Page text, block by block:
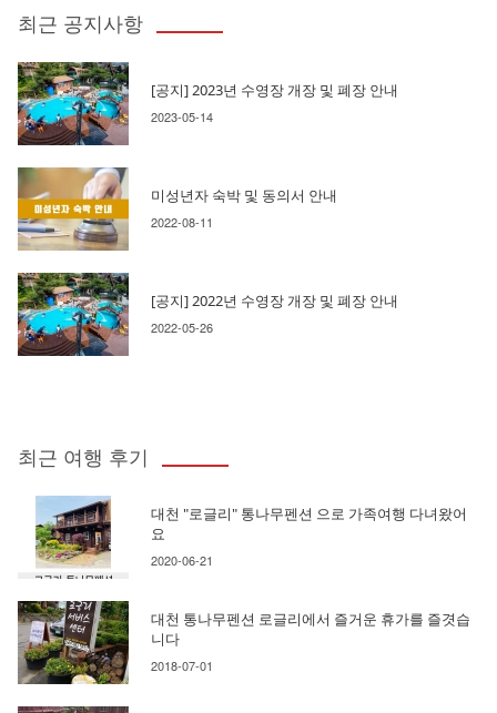
최근 공지사항
[공지] 2023년 수영장 개장 및 폐장 안내
2023-05-14
미성년자 숙박 및 동의서 안내
2022-08-11
[공지] 2022년 수영장 개장 및 폐장 안내
2022-05-26
최근 여행 후기
대천 "로글리" 통나무펜션 으로 가족여행 다녀왔어
요
2020-06-21
대천 통나무펜션 로글리에서 즐거운 휴가를 즐겻습
니다
2018-07-01